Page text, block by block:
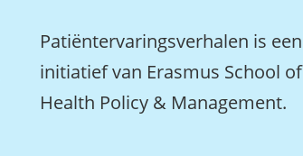
Patiëntervaringsverhalen is een
initiatief van Erasmus School of
Health Policy & Management.